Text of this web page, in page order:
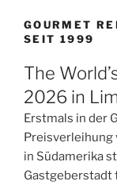
GOURMET
SEIT 1999
The
2026 in
Erstmals in der
Preisverleihung
in Südamerika
Gastgeberstadt